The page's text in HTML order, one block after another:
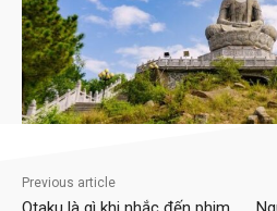
Previous article